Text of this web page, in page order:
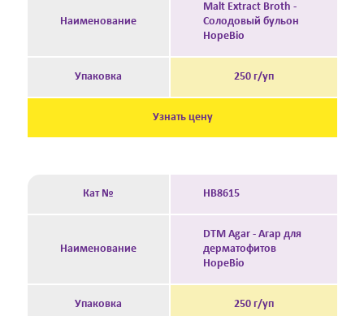
Наименование
Malt Extract Broth -
Солодовый бульон
HopeBio
Упаковка 250 г/уп
Узнать цену
Кат № HB8615
Наименование
DTM Agar - Агар для
дерматофитов
HopeBio
Упаковка 250 г/уп